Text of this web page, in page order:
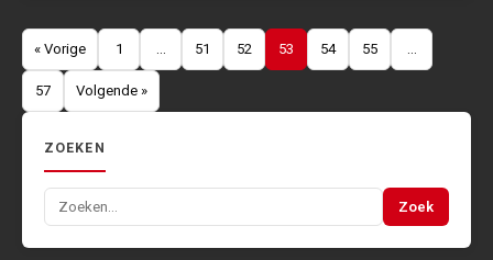
Berichten
paginering
« Vorige 1 … 51 52 53 54 55 …
57 Volgende »
ZOEKEN
Zoeken
naar:
Zoek